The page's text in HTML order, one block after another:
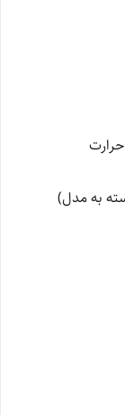
به مدل)